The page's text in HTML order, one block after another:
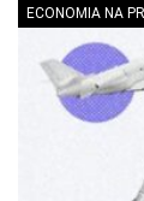
ECONOMIA NA